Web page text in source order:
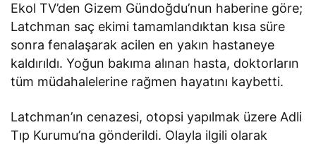
Ekol TV’den Gizem Gündoğdu’nun haberine göre;
Latchman saç ekimi tamamlandıktan kısa süre
sonra fenalaşarak acilen en yakın hastaneye
kaldırıldı. Yoğun bakıma alınan hasta, doktorların
tüm müdahalelerine rağmen hayatını kaybetti.
Latchman’ın cenazesi, otopsi yapılmak üzere Adli
Tıp Kurumu’na gönderildi. Olayla ilgili olarak